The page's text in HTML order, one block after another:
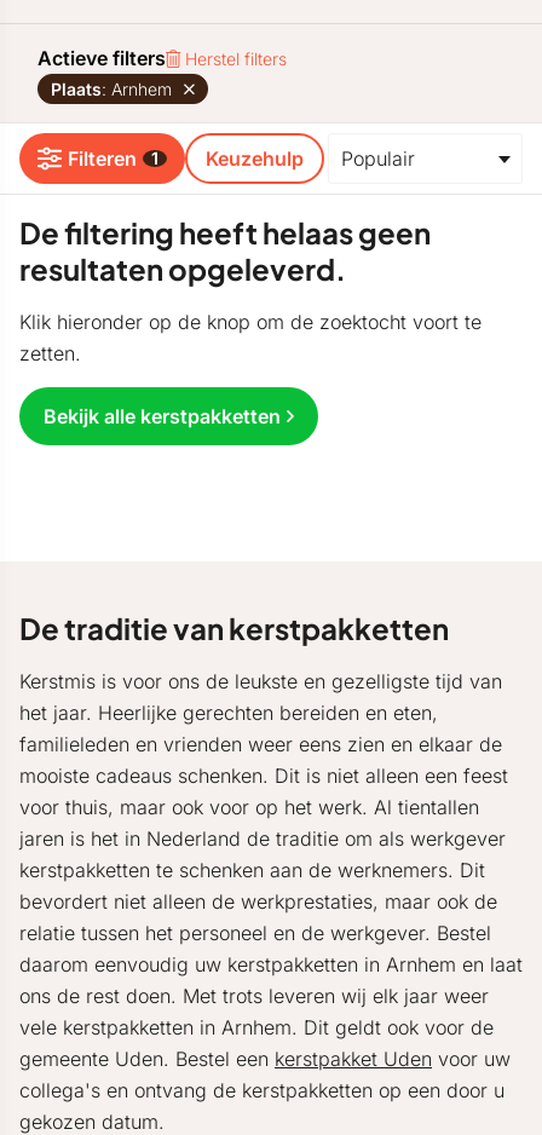
Actieve filters
Herstel filters
Plaats: Arnhem
Filteren 1 Keuzehulp
De filtering heeft helaas geen
resultaten opgeleverd.
Klik hieronder op de knop om de zoektocht voort te
zetten.
Bekijk alle kerstpakketten
De traditie van kerstpakketten
Kerstmis is voor ons de leukste en gezelligste tijd van
het jaar. Heerlijke gerechten bereiden en eten,
familieleden en vrienden weer eens zien en elkaar de
mooiste cadeaus schenken. Dit is niet alleen een feest
voor thuis, maar ook voor op het werk. Al tientallen
jaren is het in Nederland de traditie om als werkgever
kerstpakketten te schenken aan de werknemers. Dit
bevordert niet alleen de werkprestaties, maar ook de
relatie tussen het personeel en de werkgever. Bestel
daarom eenvoudig uw kerstpakketten in Arnhem en laat
ons de rest doen. Met trots leveren wij elk jaar weer
vele kerstpakketten in Arnhem. Dit geldt ook voor de
gemeente Uden. Bestel een kerstpakket Uden voor uw
collega's en ontvang de kerstpakketten op een door u
gekozen datum.